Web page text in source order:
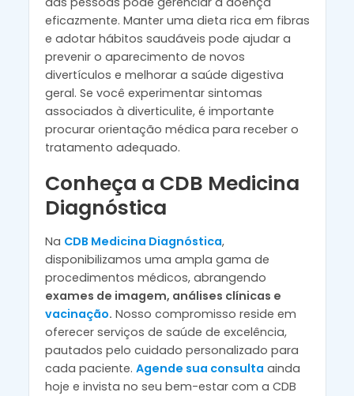
eficazmente. Manter uma dieta rica em fibras
e adotar hábitos saudáveis pode ajudar a
prevenir o aparecimento de novos
divertículos e melhorar a saúde digestiva
geral. Se você experimentar sintomas
associados à diverticulite, é importante
procurar orientação médica para receber o
tratamento adequado.
Conheça a CDB Medicina
Diagnóstica
Na CDB Medicina Diagnóstica,
disponibilizamos uma ampla gama de
procedimentos médicos, abrangendo
exames de imagem, análises clínicas e
vacinação. Nosso compromisso reside em
oferecer serviços de saúde de excelência,
pautados pelo cuidado personalizado para
cada paciente. Agende sua consulta ainda
hoje e invista no seu bem-estar com a CDB